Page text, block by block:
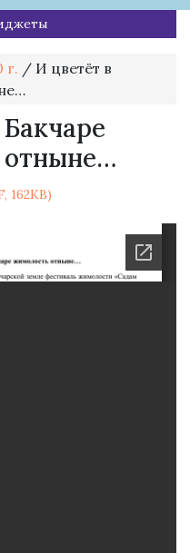
г. / И цветёт в
162KB)